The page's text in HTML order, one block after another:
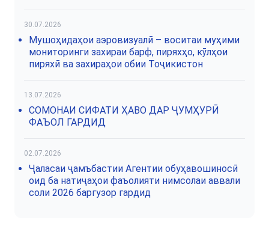
30.07.2026
Мушоҳидаҳои аэровизуалӣ – воситаи муҳими
мониторинги захираи барф, пиряхҳо, кӯлҳои
пиряхӣ ва захираҳои обии Тоҷикистон
13.07.2026
СОМОНАИ СИФАТИ ҲАВО ДАР ҶУМҲУРӢ
ФАЪОЛ ГАРДИД
02.07.2026
Ҷаласаи ҷамъбастии Агентии обуҳавошиносӣ
оид ба натиҷаҳои фаъолияти нимсолаи аввали
соли 2026 баргузор гардид